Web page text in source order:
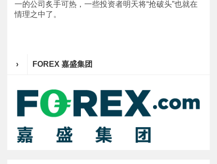
一的公司炙手可热，一些投资者明天将“抢破头”也就在
情理之中了。
› FOREX 嘉盛集团